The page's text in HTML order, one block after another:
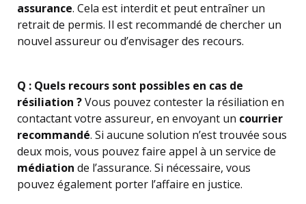
assurance. Cela est interdit et peut entraîner un
retrait de permis. Il est recommandé de chercher un
nouvel assureur ou d’envisager des recours.
Q : Quels recours sont possibles en cas de
résiliation ?Vous pouvez contester la résiliation en
contactant votre assureur, en envoyant un courrier
recommandé. Si aucune solution n’est trouvée sous
deux mois, vous pouvez faire appel à un service de
médiation de l’assurance. Si nécessaire, vous
pouvez également porter l’affaire en justice.